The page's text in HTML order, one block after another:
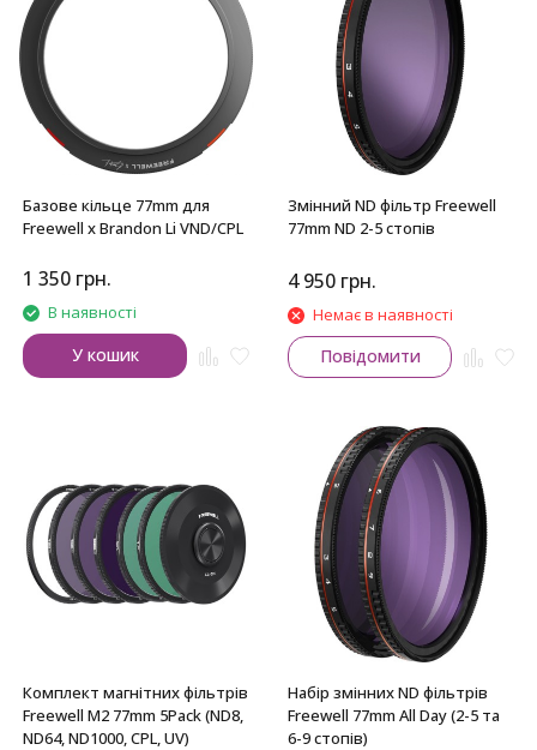
Базове кільце 77mm для
Freewell x Brandon Li VND/CPL
1 350 грн.
В наявності
У кошик
Змінний ND фільтр Freewell
77mm ND 2-5 стопів
4 950 грн.
Немає в наявності
Повідомити
Комплект магнітних фільтрів
Freewell M2 77mm 5Pack (ND8,
ND64, ND1000, CPL, UV)
Набір змінних ND фільтрів
Freewell 77mm All Day (2-5 та
6-9 стопів)